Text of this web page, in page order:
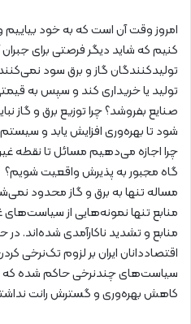
امروز وقت آن است که به خود
کنیم که شاید دیگر فرصتی برای جبران
تولیدکنندگان گاز و برق سود نمی‌کنند؟
تولید یا خریداری کند و سپس به
صنایع بفروشد؟ چرا توزیع برق و
شود تا بهره‌وری افزایش یابد و
چرا اجازه می‌دهیم مسائل تا نقطه‌
گاه مجبور به پذیرش واقعیت شویم؟
مساله تنها به برق و گاز محدود
منابع تنها نمونه‌هایی از
اقتصاددانان ایران بر لزوم تک‌نرخی
سیاست‌های چندنرخی حاکم شده که
کاهش بهره‌وری و گسترش رانت